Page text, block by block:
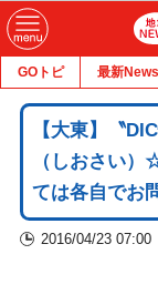
GOトピ 最新News
【大東】〝
（しおさい
ては各自でお
2016/04/23 07:00